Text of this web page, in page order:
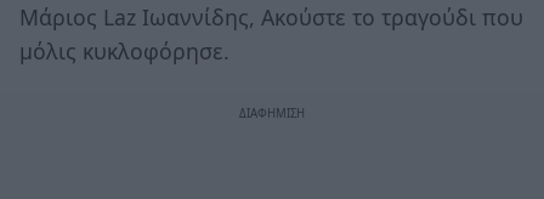
Μάριος Laz Ιωαννίδης, Ακούστε το τραγούδι που
μόλις κυκλοφόρησε.